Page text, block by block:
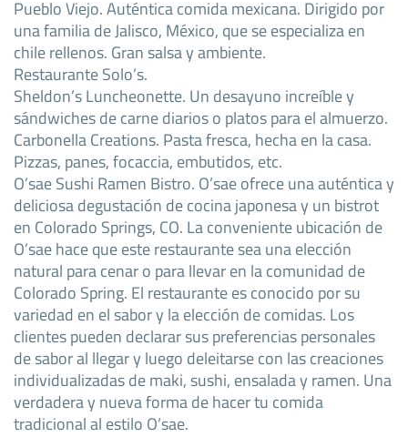
Pueblo Viejo. Auténtica comida mexicana. Dirigido por
una familia de Jalisco, México, que se especializa en
chile rellenos. Gran salsa y ambiente.
Restaurante Solo’s.
Sheldon’s Luncheonette. Un desayuno increíble y
sándwiches de carne diarios o platos para el almuerzo.
Carbonella Creations. Pasta fresca, hecha en la casa.
Pizzas, panes, focaccia, embutidos, etc.
O’sae Sushi Ramen Bistro. O’sae ofrece una auténtica y
deliciosa degustación de cocina japonesa y un bistrot
en Colorado Springs, CO. La conveniente ubicación de
O’sae hace que este restaurante sea una elección
natural para cenar o para llevar en la comunidad de
Colorado Spring. El restaurante es conocido por su
variedad en el sabor y la elección de comidas. Los
clientes pueden declarar sus preferencias personales
de sabor al llegar y luego deleitarse con las creaciones
individualizadas de maki, sushi, ensalada y ramen. Una
verdadera y nueva forma de hacer tu comida
tradicional al estilo O’sae.